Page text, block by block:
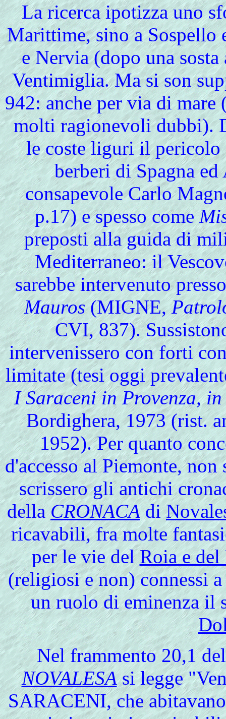
Laricerca ipotizza uno
Marittime, sino a Sospello
e Nervia (dopo una sosta
Ventimiglia. Ma si son
942: anche per via di mare
molti ragionevoli dubbi).
le coste liguri il pericolo
berberi di Spagna
consapevole Carlo
p.17) e spesso come
preposti alla guida di
Mediterraneo: il
sarebbe intervenuto
Mauros(MIGNE,
CVI, 837).
intervenissero con forti
limitate (tesi oggi
I Saraceni in Provenza,
Bordighera, 1973 (rist.
1952). Per quanto
d'accesso al Piemonte,
scrissero gli antichi
dellaCRONACAdi
ricavabili, fra molte
per le vie delRoia e
(religiosi e non) connessi
un ruolo di eminenza il
Nelframmento 20,1
NOVALESAsi legge
SARACENI, che